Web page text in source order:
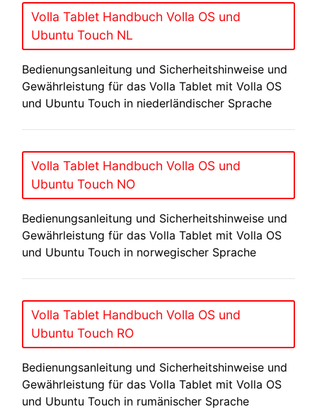
Volla Tablet Handbuch Volla OS und
Ubuntu Touch NL
Bedienungsanleitung und Sicherheitshinweise und
Gewährleistung für das Volla Tablet mit Volla OS
und Ubuntu Touch in niederländischer Sprache
Volla Tablet Handbuch Volla OS und
Ubuntu Touch NO
Bedienungsanleitung und Sicherheitshinweise und
Gewährleistung für das Volla Tablet mit Volla OS
und Ubuntu Touch in norwegischer Sprache
Volla Tablet Handbuch Volla OS und
Ubuntu Touch RO
Bedienungsanleitung und Sicherheitshinweise und
Gewährleistung für das Volla Tablet mit Volla OS
und Ubuntu Touch in rumänischer Sprache